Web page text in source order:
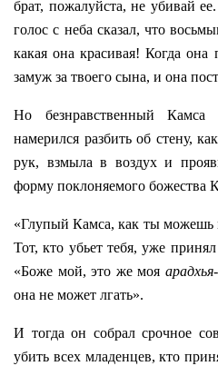
брат, пожалуйста, не убивай
голос с неба сказал, что
какая она красивая! Когда она
замуж за твоего сына, и она
Но безнравственный
намерился разбить об стену,
рук, взмыла в воздух и
форму поклоняемого божества
«Глупый Камса, как ты можешь
Тот, кто убьет тебя, уже
«Боже мой, это же моя
она не может лгать».
И тогда он собрал срочное
убить всех младенцев, кто